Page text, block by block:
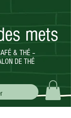
& THÉ –
DE THÉ
mets